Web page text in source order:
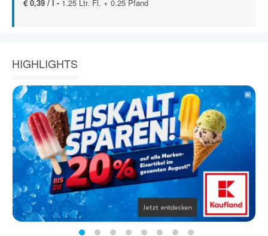
€ 0,39 / l - 1.25 Ltr. Fl. + 0.25 Pfand
HIGHLIGHTS